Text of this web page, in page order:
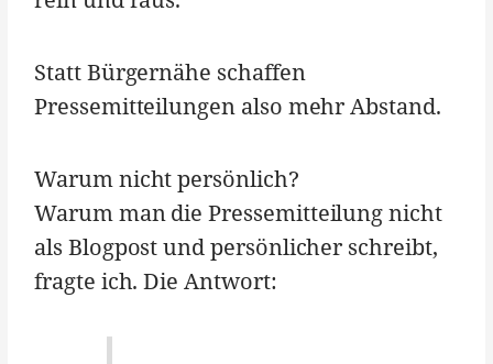
Statt Bürgernähe schaffen
Pressemitteilungen also mehr Abstand.
Warum nicht persönlich?
Warum man die Pressemitteilung nicht
als Blogpost und persönlicher schreibt,
fragte ich. Die Antwort: